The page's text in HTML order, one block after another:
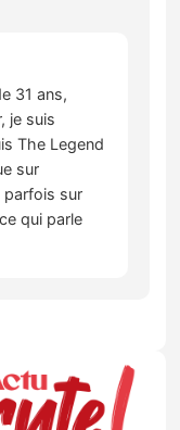
31 ans,
je suis
The Legend
sur
parfois sur
qui parle